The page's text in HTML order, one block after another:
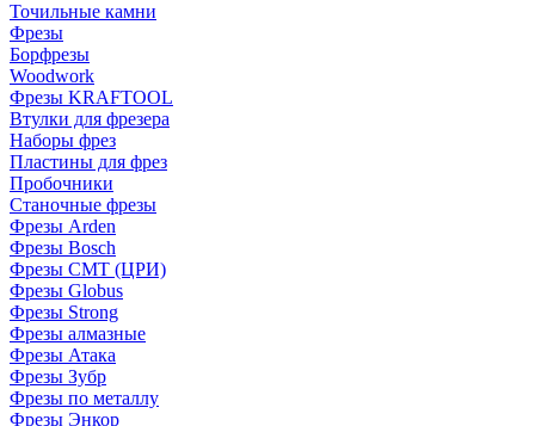
Точильные камни
Фрезы
Борфрезы
Woodwork
Фрезы KRAFTOOL
Втулки для фрезера
Наборы фрез
Пластины для фрез
Пробочники
Станочные фрезы
Фрезы Arden
Фрезы Bosch
Фрезы CMT (ЦРИ)
Фрезы Globus
Фрезы Strong
Фрезы алмазные
Фрезы Атака
Фрезы Зубр
Фрезы по металлу
Фрезы Энкор